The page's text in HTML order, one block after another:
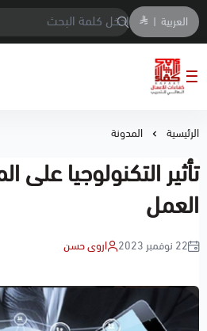
العربية |
معهد كفاءات الاعمال العالي
الرئيسية المدونة
تأثير التكنولوجيا على
العمل
22 نوفمبر 2023 اروى حسن